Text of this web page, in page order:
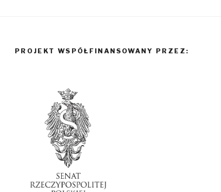
PROJEKT WSPÓŁFINANSOWANY PRZEZ: